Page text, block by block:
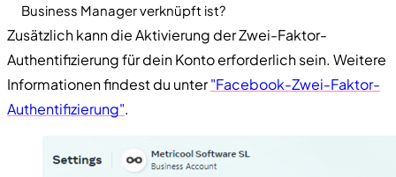
Business Manager verknüpft ist?
Zusätzlich kann die Aktivierung der Zwei-Faktor-
Authentifizierung für dein Konto erforderlich sein. Weitere
Informationen findest du unter"Facebook-Zwei-Faktor-
Authentifizierung".